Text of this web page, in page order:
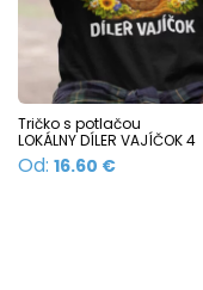
Tričko s potlačou
LOKÁLNY DÍLER VAJÍČOK 4
Od: 16.60 €